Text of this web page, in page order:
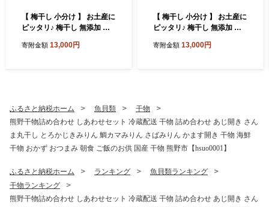
【 梅干し 小分け 】 お土産に
ピッタリ♪ 梅干し 無添加 南
のすっぱい しそ漬け梅干し 5
重県 熊野市【frsn0031A】
寄附金額 13,000円
【 梅干し 小分け 】 お土産に
ピッタリ♪ 梅干し 無添加 南
のすっぱい しそ漬け梅干し 5
寄附金額 13,000円
ふるさと納税ホーム 魚貝類
干物
熊野干物詰め合わせ しあわせセット 冷蔵配送 干物 詰め合わせ あじ開き さん
ま丸干し とろかじきみりん 鯛カマみりん さばみりん かます開き 干物 海鮮
干物 おかず おつまみ 朝食 ご飯のお供 国産 干物 熊野市【hsuo0001】
ふるさと納税ホーム ランキング
魚貝類ランキング
干物ランキング
熊野干物詰め合わせ しあわせセット 冷蔵配送 干物 詰め合わせ あじ開き さん